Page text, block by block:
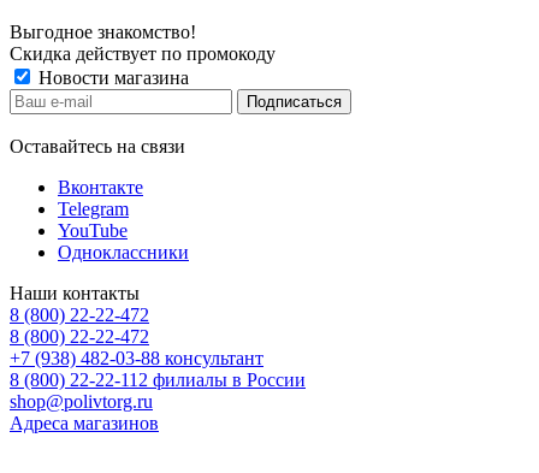
Выгодное знакомство!
Скидка действует по промокоду
Новости магазина
Оставайтесь на связи
Вконтакте
Telegram
YouTube
Одноклассники
Наши контакты
8 (800) 22-22-472
8 (800) 22-22-472
+7 (938) 482-03-88 консультант
8 (800) 22-22-112 филиалы в России
shop@polivtorg.ru
Адреса магазинов